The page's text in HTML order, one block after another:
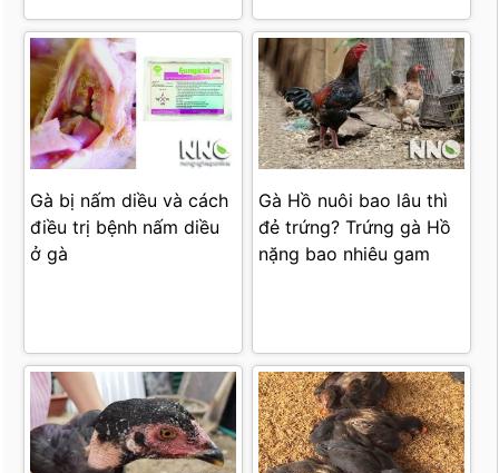
Gà bị nấm diều và cách
điều trị bệnh nấm diều
ở gà
Gà Hồ nuôi bao lâu thì
đẻ trứng? Trứng gà Hồ
nặng bao nhiêu gam